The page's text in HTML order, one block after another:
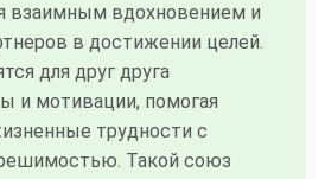
взаимным вдохновением и
в достижении целей.
для друг друга
и мотивации, помогая
трудности с
Такой союз